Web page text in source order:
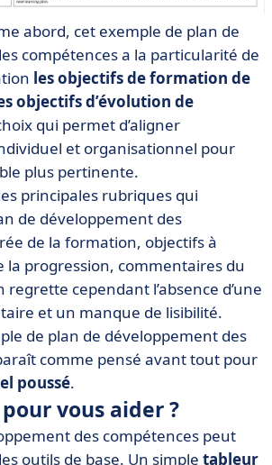
abord, cet exemple de plan de
compétences a la particularité de
les objectifs de formation de
objectifs d’évolution de
qui permet d’aligner
et organisationnel pour
plus pertinente.
principales rubriques qui
de développement des
de la formation, objectifs à
la progression, commentaires du
regrette cependant l’absence d’une
et un manque de lisibilité.
de plan de développement des
comme pensé avant tout pour
poussé.
vous aider ?
des compétences peut
outils de base. Un simple tableur